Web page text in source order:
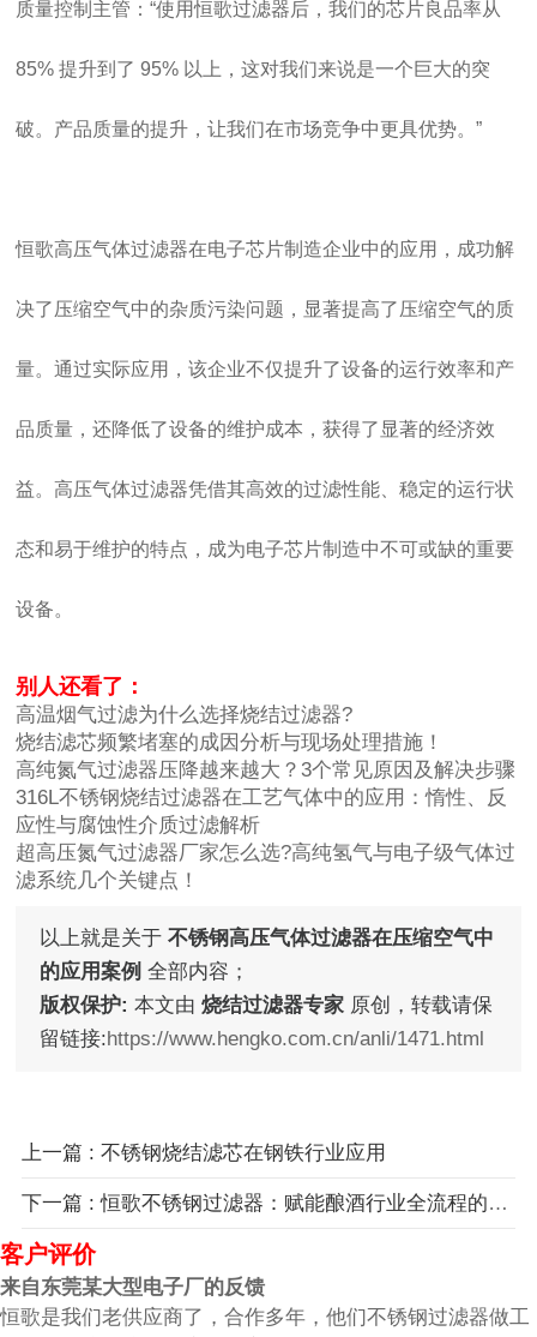
质量控制主管：“使用恒歌过滤器后，我们的芯片良品率从
85% 提升到了 95% 以上，这对我们来说是一个巨大的突
破。产品质量的提升，让我们在市场竞争中更具优势。”
恒歌高压气体过滤器在电子芯片制造企业中的应用，成功解
决了压缩空气中的杂质污染问题，显著提高了压缩空气的质
量。通过实际应用，该企业不仅提升了设备的运行效率和产
品质量，还降低了设备的维护成本，获得了显著的经济效
益。高压气体过滤器凭借其高效的过滤性能、稳定的运行状
态和易于维护的特点，成为电子芯片制造中不可或缺的重要
设备。
别人还看了：
高温烟气过滤为什么选择烧结过滤器?
烧结滤芯频繁堵塞的成因分析与现场处理措施！
高纯氮气过滤器压降越来越大？3个常见原因及解决步骤
316L不锈钢烧结过滤器在工艺气体中的应用：惰性、反
应性与腐蚀性介质过滤解析
超高压氮气过滤器厂家怎么选?高纯氢气与电子级气体过
滤系统几个关键点！
以上就是关于不锈钢高压气体过滤器在压缩空气中
的应用案例 全部内容；
版权保护:本文由烧结过滤器专家 原创，转载请保
留链接:https://www.hengko.com.cn/anli/1471.html
上一篇 : 不锈钢烧结滤芯在钢铁行业应用
下一篇 : 恒歌不锈钢过滤器：赋能酿酒行业全流程的过滤解决方案！
客户评价
来自东莞某大型电子厂的反馈
恒歌是我们老供应商了，合作多年，他们不锈钢过滤器做工